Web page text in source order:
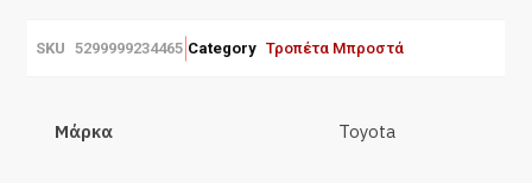
SKU 5299999234465 Category Τροπέτα Μπροστά
Μάρκα Toyota